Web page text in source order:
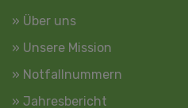
» Über uns
» Unsere Mission
» Notfallnummern
» Jahresbericht